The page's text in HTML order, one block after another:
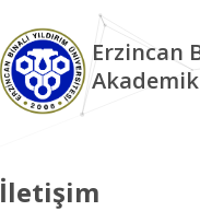
Erzincan
İletişim